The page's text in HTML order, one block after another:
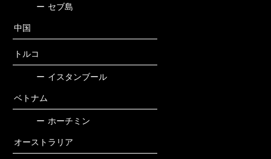
ー セブ島
中国
トルコ
ー イスタンブール
ベトナム
ー ホーチミン
オーストラリア